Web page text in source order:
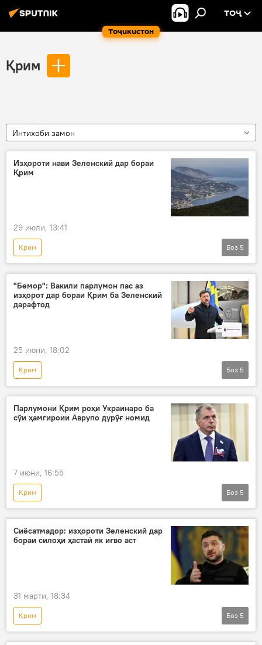
Тоҷикистон
ТОҶ
Қрим
Интихоби замон
Изҳороти нави Зеленский дар бораи
Қрим
29 июли, 13:41
Қрим
Амалиёти вижаи Русия барои ҳимояи Донбасс: охирин хабарҳо
Украина
амалиёти вижа
Владимир Зеленский
низоъ
Боз 5
"Бемор": Вакили парлумон пас аз
изҳорот дар бораи Қрим ба Зеленский
дарафтод
25 июни, 18:02
Қрим
Амалиёти вижаи Русия барои ҳимояи Донбасс: охирин хабарҳо
Украина
Сиёсат
вакил
Владимир Зеленский
Боз 5
Парлумони Қрим роҳи Украинаро ба
сӯи ҳамгироии Аврупо дурӯғ номид
7 июни, 16:55
Қрим
Амалиёти вижаи Русия барои ҳимояи Донбасс: охирин хабарҳо
Дар Русия
Украина
АвруОсиё
Аврупо
Боз 5
Сиёсатмадор: изҳороти Зеленский дар
бораи силоҳи ҳастаӣ як иғво аст
31 марти, 18:34
Қрим
Амалиёти вижаи Русия барои ҳимояи Донбасс: охирин хабарҳо
Боз 5